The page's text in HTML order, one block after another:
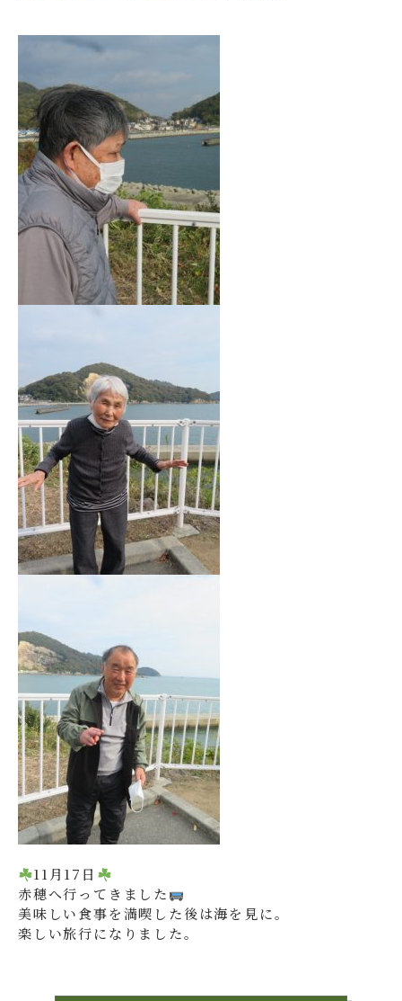
11月17日
赤穂へ行ってきました
美味しい食事を満喫した後は海を見に。
楽しい旅行になりました。